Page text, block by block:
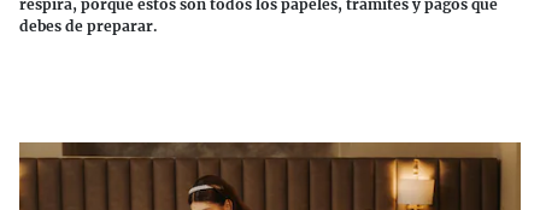
respira, porque estos son todos los papeles, trámites y pagos que
debes de preparar.